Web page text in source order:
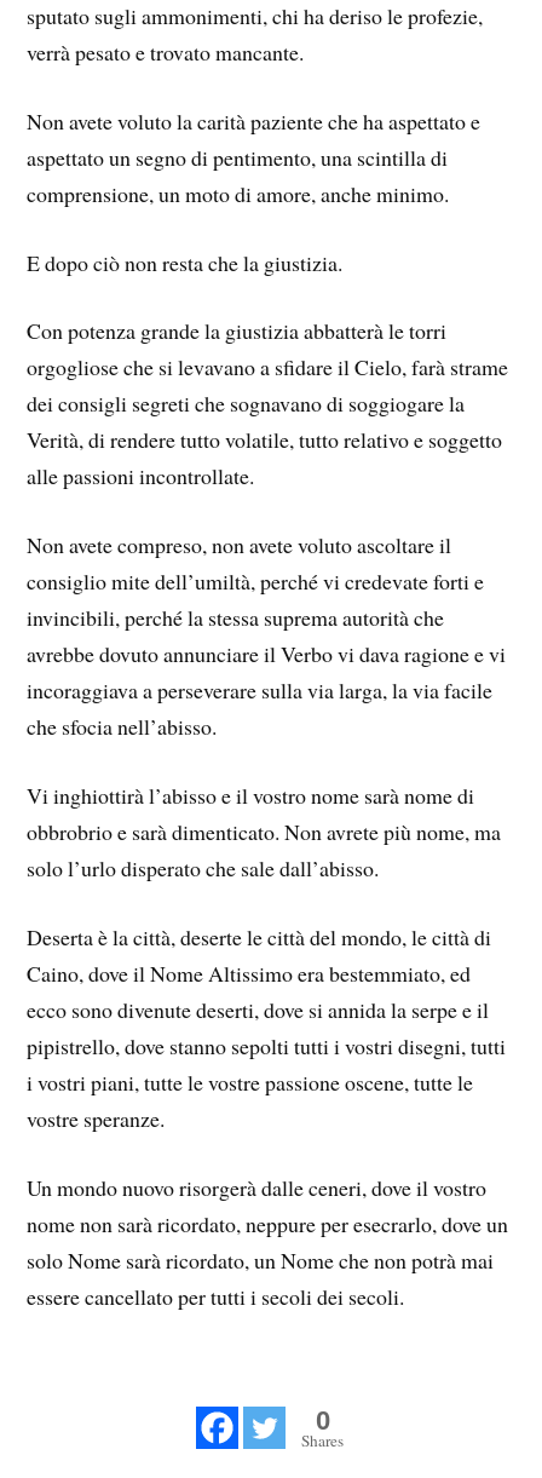
sputato sugli ammonimenti, chi ha deriso le profezie,
verrà pesato e trovato mancante.
Non avete voluto la carità paziente che ha aspettato e
aspettato un segno di pentimento, una scintilla di
comprensione, un moto di amore, anche minimo.
E dopo ciò non resta che la giustizia.
Con potenza grande la giustizia abbatterà le torri
orgogliose che si levavano a sfidare il Cielo, farà strame
dei consigli segreti che sognavano di soggiogare la
Verità, di rendere tutto volatile, tutto relativo e soggetto
alle passioni incontrollate.
Non avete compreso, non avete voluto ascoltare il
consiglio mite dell’umiltà, perché vi credevate forti e
invincibili, perché la stessa suprema autorità che
avrebbe dovuto annunciare il Verbo vi dava ragione e vi
incoraggiava a perseverare sulla via larga, la via facile
che sfocia nell’abisso.
Vi inghiottirà l’abisso e il vostro nome sarà nome di
obbrobrio e sarà dimenticato. Non avrete più nome, ma
solo l’urlo disperato che sale dall’abisso.
Deserta è la città, deserte le città del mondo, le città di
Caino, dove il Nome Altissimo era bestemmiato, ed
ecco sono divenute deserti, dove si annida la serpe e il
pipistrello, dove stanno sepolti tutti i vostri disegni, tutti
i vostri piani, tutte le vostre passione oscene, tutte le
vostre speranze.
Un mondo nuovo risorgerà dalle ceneri, dove il vostro
nome non sarà ricordato, neppure per esecrarlo, dove un
solo Nome sarà ricordato, un Nome che non potrà mai
essere cancellato per tutti i secoli dei secoli.
0
Shares